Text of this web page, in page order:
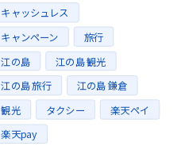
キャッシュレス
キャンペーン
旅行
江の島
江の島 観光
江の島 旅行
江の島 鎌倉
観光
タクシー 楽天ペイ
楽天pay